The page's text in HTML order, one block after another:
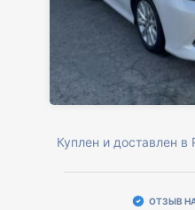
Куплен и доставлен
ОТЗЫВ